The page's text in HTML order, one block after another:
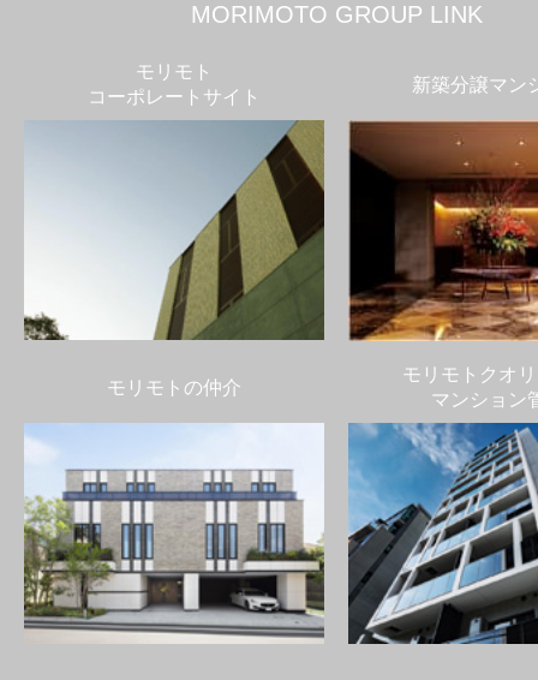
MORIMOTO GROUP LINK
モリモト
コーポレートサイト
新築分譲マン
モリモトの仲介
モリモトクオ
マンション